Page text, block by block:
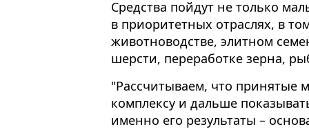
Средства пойдут не только
в приоритетных отраслях, в
животноводстве, элитном
шерсти, переработке зерна,
"Рассчитываем, что принятые
комплексу и дальше
именно его результаты –